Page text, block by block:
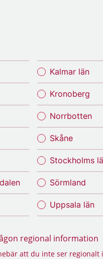
Kalmar län
Kronoberg
Norrbotten
Skåne
Stockholms
Sörmland
Uppsala län
regional information
att du inte ser